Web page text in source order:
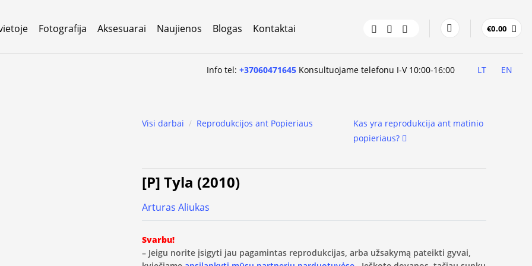
Fotografija Aksesuarai Naujienos Blogas Kontaktai €0.00
Info tel:+37060471645 Konsultuojame telefonu I-V 10:00-16:00 LT EN
Visi darbai / Reprodukcijos ant Popieriaus
Kas yra reprodukcija ant matinio
popieriaus?
[P] Tyla (2010)
Arturas Aliukas
Svarbu!
– Jeigu norite įsigyti jau pagamintas reprodukcijas, arba užsakymą pateikti gyvai,